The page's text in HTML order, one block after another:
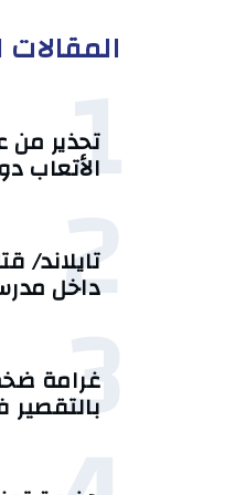
المقالات
1
تحذير
الأتعاب
2
تايلاند/
داخل
3
غرامة